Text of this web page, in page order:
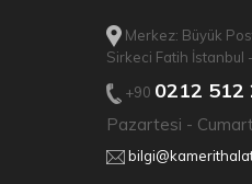
Merkez: Büyük
Sirkeci Fatih İstanbul
+90 0212 512
Pazartesi -